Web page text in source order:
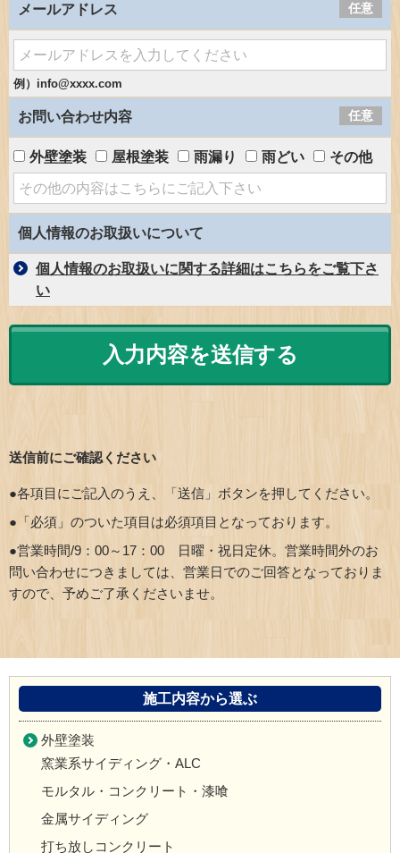
メールアドレス 任意
例）info@xxxx.com
お問い合わせ内容 任意
外壁塗装 屋根塗装 雨漏り 雨どい その他
個人情報のお取扱いについて
個人情報のお取扱いに関する詳細はこちらをご覧下さ
い
送信前にご確認ください
●各項目にご記入のうえ、「送信」ボタンを押してください。
●「必須」のついた項目は必須項目となっております。
●営業時間/9：00～17：00 日曜・祝日定休。営業時間外のお
問い合わせにつきましては、営業日でのご回答となっておりま
すので、予めご了承くださいませ。
施工内容から選ぶ
外壁塗装
窯業系サイディング・ALC
モルタル・コンクリート・漆喰
金属サイディング
打ち放しコンクリート